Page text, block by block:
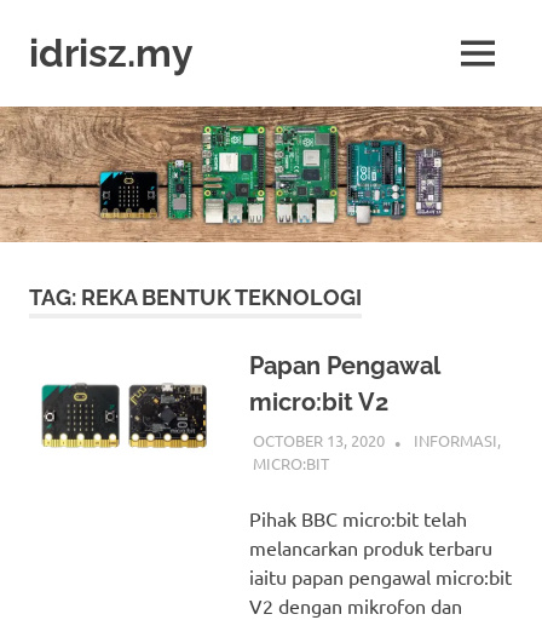
contentidrisz.my
Raspberry
Pi,
Arduino,
micro:bit
MENU
TAG: REKA BENTUK TEKNOLOGI
Papan Pengawal
micro:bit V2
OCTOBER 13, 2020 IDRIS
INFORMASI,
MICRO:BIT
Pihak BBC micro:bit telah
melancarkan produk terbaru
iaitu papan pengawal micro:bit
V2 dengan mikrofon dan